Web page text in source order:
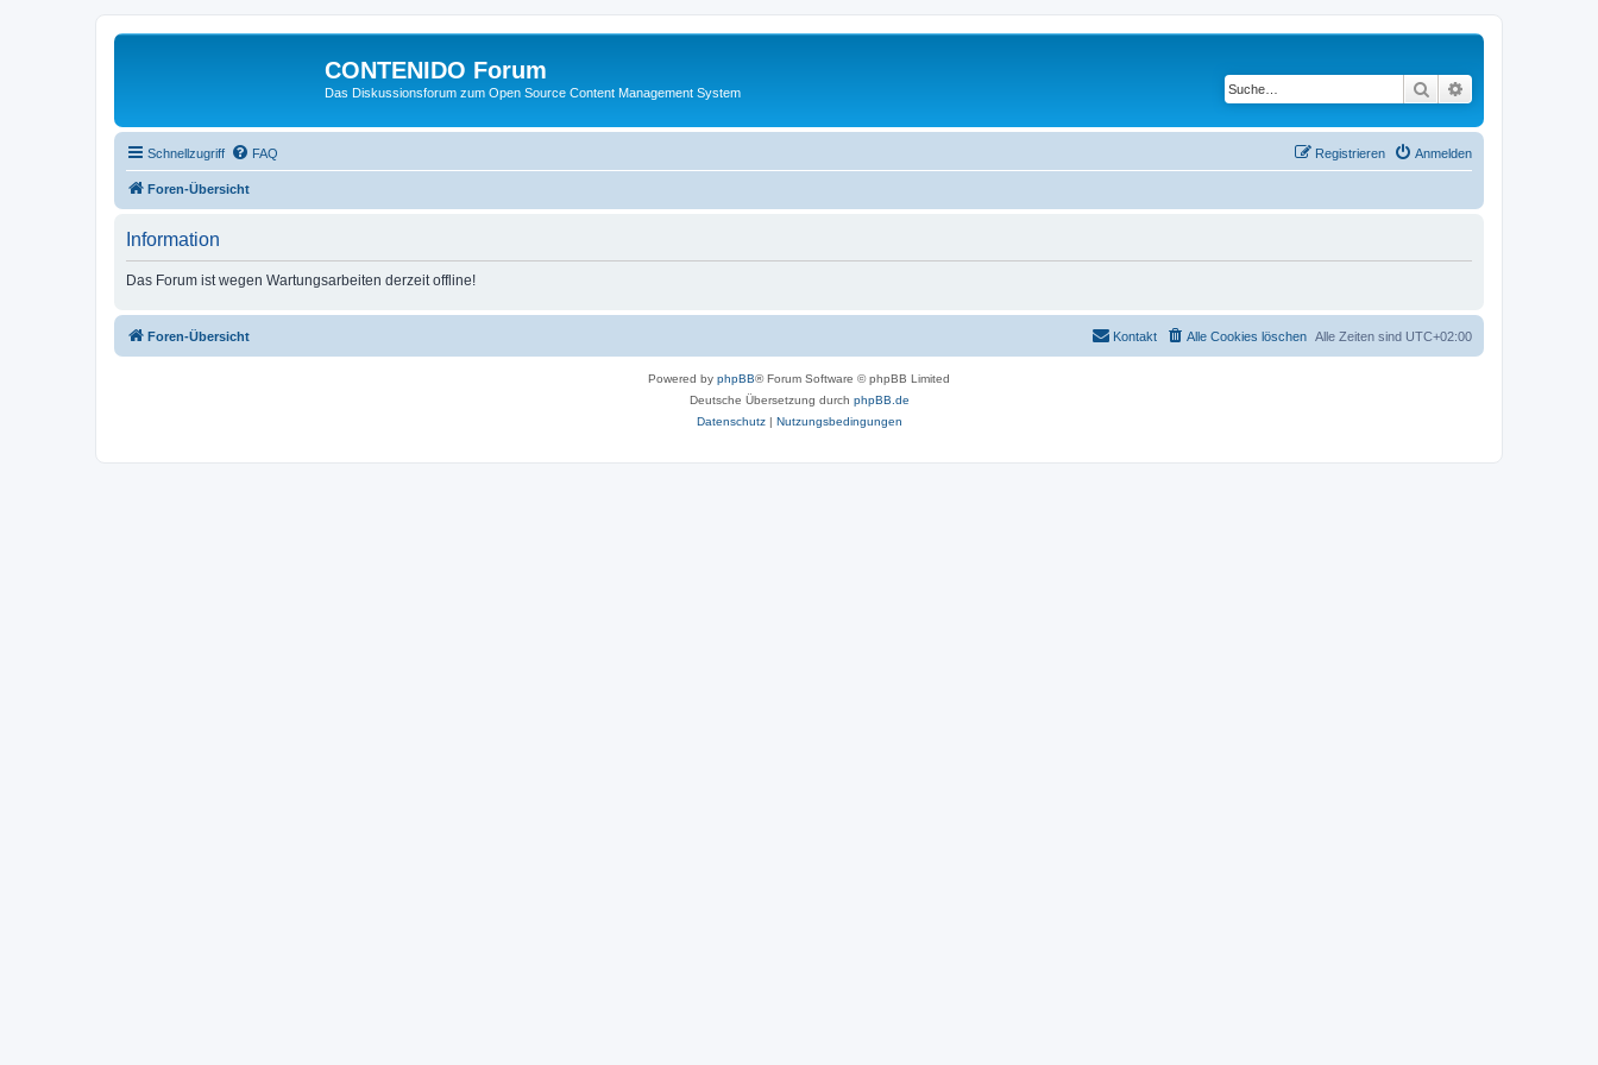
CONTENIDO Forum
Das Diskussionsforum zum Open Source Content Management System Suche
Schnellzugriff FAQ Anmelden
Registrieren
Foren-Übersicht
Information
Das Forum ist wegen Wartungsarbeiten derzeit offline!
Foren-Übersicht Alle Zeiten sind UTC+02:00
Alle Cookies löschen
Kontakt
Powered by phpBB® Forum Software © phpBB Limited
Deutsche Übersetzung durch phpBB.de
Datenschutz| Nutzungsbedingungen